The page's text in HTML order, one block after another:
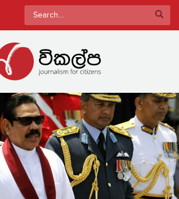
Search
for: